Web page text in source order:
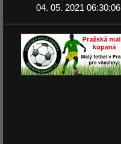
04. 05. 2021 06:30:06